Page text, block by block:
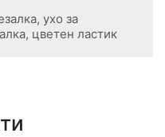
ухо за
цветен ластик